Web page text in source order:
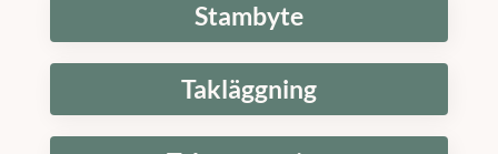
Stambyte
Takläggning